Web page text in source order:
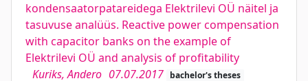
kondensaatorpatareidega Elektrilevi OÜ näitel ja
tasuvuse analüüs. Reactive power compensation
with capacitor banks on the example of
Elektrilevi OÜ and analysis of profitability
Kuriks, Andero 07.07.2017 bachelor's theses